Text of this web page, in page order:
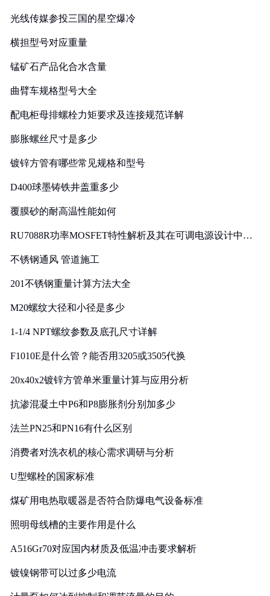
光线传媒参投三国的星空爆冷
横担型号对应重量
锰矿石产品化合水含量
曲臂车规格型号大全
配电柜母排螺栓力矩要求及连接规范详解
膨胀螺丝尺寸是多少
镀锌方管有哪些常见规格和型号
D400球墨铸铁井盖重多少
覆膜砂的耐高温性能如何
RU7088R功率MOSFET特性解析及其在可调电源设计中的
不锈钢通风 管道施工
201不锈钢重量计算方法大全
M20螺纹大径和小径是多少
1-1/4 NPT螺纹参数及底孔尺寸详解
F1010E是什么管？能否用3205或3505代换
20x40x2镀锌方管单米重量计算与应用分析
抗渗混凝土中P6和P8膨胀剂分别加多少
法兰PN25和PN16有什么区别
消费者对洗衣机的核心需求调研与分析
U型螺栓的国家标准
煤矿用电热取暖器是否符合防爆电气设备标准
照明母线槽的主要作用是什么
A516Gr70对应国内材质及低温冲击要求解析
镀镍钢带可以过多少电流